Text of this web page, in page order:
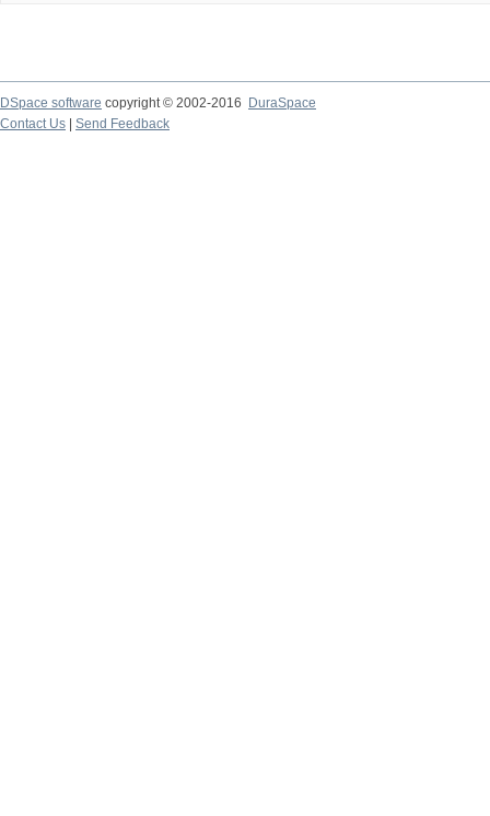
DSpace software copyright © 2002-2016
DuraSpace
Contact Us
Send Feedback